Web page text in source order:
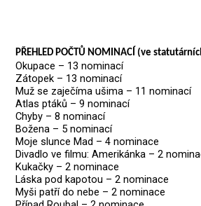
PŘEHLED POČTŮ NOMINACÍ (ve
Okupace – 13 nominací
Zátopek – 13 nominací
Muž se zaječíma ušima – 11 nominací
Atlas ptáků – 9 nominací
Chyby – 8 nominací
Božena – 5 nominací
Moje slunce Mad – 4 nominace
Divadlo ve filmu: Amerikánka – 2
Kukačky – 2 nominace
Láska pod kapotou – 2 nominace
Myši patří do nebe – 2 nominace